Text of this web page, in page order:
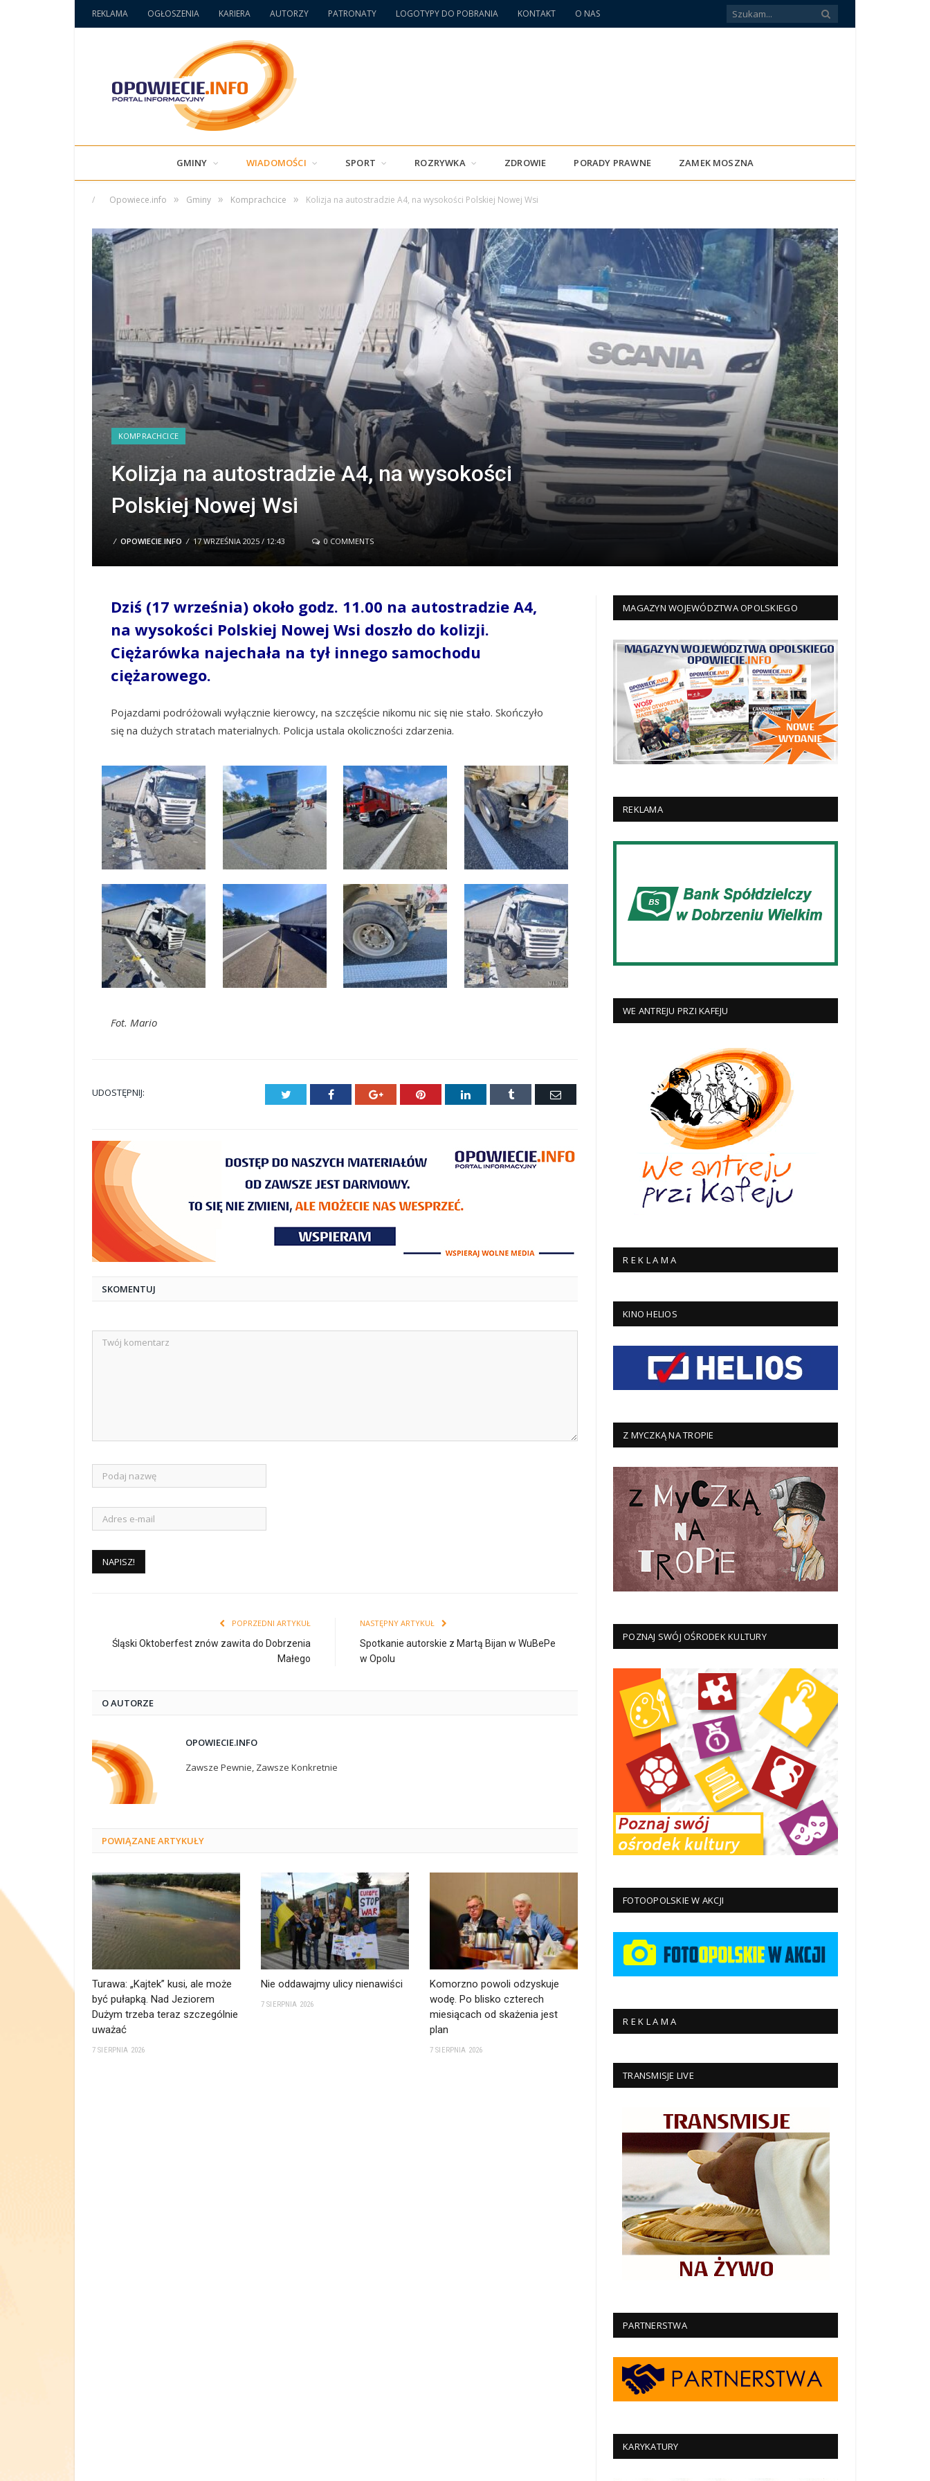
REKLAMA OGŁOSZENIA KARIERA AUTORZY PATRONATY LOGOTYPY DO POBRANIA KONTAKT O NAS
GMINY WIADOMOŚCI SPORT ROZRYWKA ZDROWIE PORADY PRAWNE ZAMEK MOSZNA
/ Opowiece.info » Gminy » Komprachcice » Kolizja na autostradzie A4, na wysokości Polskiej Nowej Wsi
KOMPRACHCICE
Kolizja na autostradzie A4, na wysokości
Polskiej Nowej Wsi
/ OPOWIECIE.INFO / 17 WRZEŚNIA 2025 / 12:43 0 COMMENTS
Dziś (17 września) około godz. 11.00 na autostradzie A4,
na wysokości Polskiej Nowej Wsi doszło do kolizji.
Ciężarówka najechała na tył innego samochodu
ciężarowego.
Pojazdami podróżowali wyłącznie kierowcy, na szczęście nikomu nic się nie stało. Skończyło
się na dużych stratach materialnych. Policja ustala okoliczności zdarzenia.
Fot. Mario
UDOSTĘPNIJ: Twitter Facebook Google+ Pinterest LinkedIn Tumblr
E-
SKOMENTUJ
POPRZEDNI ARTYKUŁ
Śląski Oktoberfest znów zawita do Dobrzenia
Małego
NASTĘPNY ARTYKUŁ
Spotkanie autorskie z Martą Bijan w WuBePe
w Opolu
O AUTORZE
OPOWIECIE.INFO
Zawsze Pewnie, Zawsze Konkretnie
POWIĄZANEARTYKUŁY
Turawa: „Kajtek” kusi, ale może
być pułapką. Nad Jeziorem
Dużym trzeba teraz szczególnie
uważać
7 SIERPNIA 2026
Nie oddawajmy ulicy nienawiści
7 SIERPNIA 2026
Komorzno powoli odzyskuje
wodę. Po blisko czterech
miesiącach od skażenia jest
plan
7 SIERPNIA 2026
MAGAZYN WOJEWÓDZTWA OPOLSKIEGO
REKLAMA
WE ANTREJU PRZI KAFEJU
R E K L A M A
KINO HELIOS
Z MYCZKĄ NA TROPIE
POZNAJ SWÓJ OŚRODEK KULTURY
FOTOOPOLSKIE W AKCJI
R E K L A M A
TRANSMISJE LIVE
PARTNERSTWA
KARYKATURY